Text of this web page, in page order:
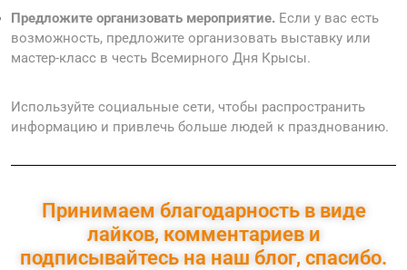
Предложите организовать мероприятие. Если у вас есть
возможность, предложите организовать выставку или
мастер-класс в честь Всемирного Дня Крысы.
Используйте социальные сети, чтобы распространить
информацию и привлечь больше людей к празднованию.
Принимаем благодарность в виде
лайков, комментариев и
подписывайтесь на наш блог, спасибо.